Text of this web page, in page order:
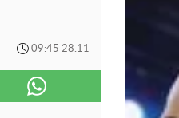
09:45 28.11